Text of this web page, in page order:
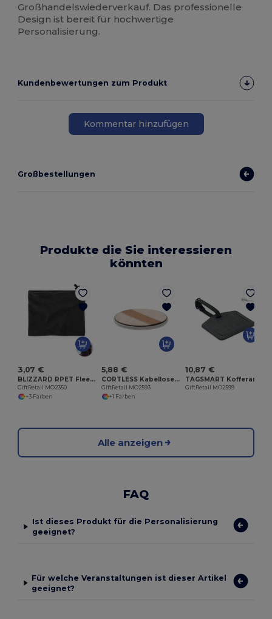
Großhandelswiederverkauf. Das professionelle
Design ist bereit für hochwertige
Personalisierung.
Kundenbewertungen zum Produkt
Kommentar hinzufügen
Großbestellungen
Produkte die Sie interessieren
könnten
3,07 €
BLIZZARD RPET Fleece-Mehrzweckmütze
GiftRetail MO2350
+3 Farben
5,88 €
CORTLESS Kabellose Ladestation 15W
GiftRetail MO2593
+1 Farben
10,87 €
GiftRetail MO2599
Alle anzeigen
FAQ
Ist dieses Produkt für die Personalisierung
geeignet?
Für welche Veranstaltungen ist dieser Artikel
geeignet?